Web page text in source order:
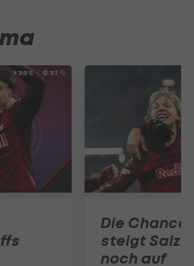
Die Chance
steigt
noch auf